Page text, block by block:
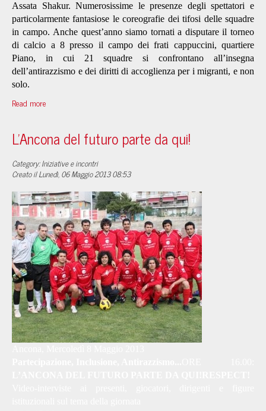
Assata Shakur. Numerosissime le presenze degli spettatori e
particolarmente fantasiose le coreografie dei tifosi delle squadre
in campo. Anche quest’anno siamo tornati a disputare il torneo
di calcio a 8 presso il campo dei frati cappuccini, quartiere
Piano, in cui 21 squadre si confrontano all’insegna
dell’antirazzismo e dei diritti di accoglienza per i migranti, e non
solo.
Read more
L'Ancona del futuro parte da qui!
Category: Iniziative e incontri
Creato il Lunedì, 06 Maggio 2013 08:53